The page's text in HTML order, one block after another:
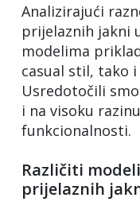
Analizirajući
prijelaznih jakni
modelima
casual stil, tako
Usredotočili
i na visoku
funkcionalnosti.
Različiti
prijelaznih